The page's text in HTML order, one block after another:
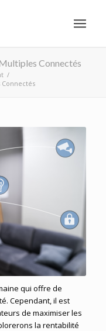
Connectés
/
qui offre de
Cependant, il est
de maximiser les
la rentabilité